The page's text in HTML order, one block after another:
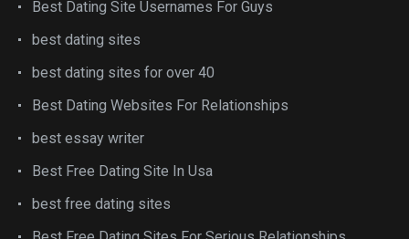
Best Dating Site Usernames For Guys
best dating sites
best dating sites for over 40
Best Dating Websites For Relationships
best essay writer
Best Free Dating Site In Usa
best free dating sites